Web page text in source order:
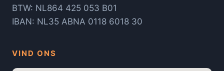
BTW: NL864 425 053 B01
IBAN: NL35 ABNA 0118 6018 30
VIND ONS